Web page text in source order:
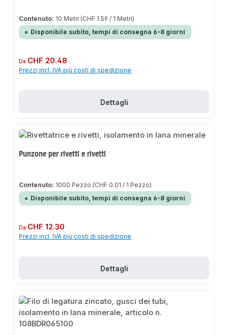
Contenuto: 10 Metri (CHF 1.59 / 1 Metri)
Disponibile subito, tempi di consegna 6-8 giorni
Prezzo normale:
Da CHF 20.48
Prezzi incl. IVA più costi di spedizione
Dettagli
Punzone per rivetti e rivetti
Contenuto: 1000 Pezzo (CHF 0.01 / 1 Pezzo)
Disponibile subito, tempi di consegna 6-8 giorni
Prezzo normale:
Da CHF 12.30
Prezzi incl. IVA più costi di spedizione
Dettagli